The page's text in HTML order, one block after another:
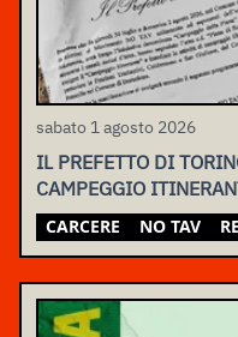
sabato 1 agosto 2026
IL PREFETTO DI
CAMPEGGIO
CARCERE NO TAV